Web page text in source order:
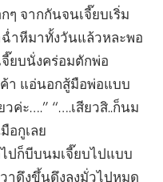
ๆ จากกันจนเจี๊ยบเริ่ม
ฉ่ำหีมาทั้งวันแล้วหละพอ
ยบนั่งคร่อมตักพ่อ
ค้า แอ่นอกสู้มือพ่อแบบ
ค่ะ….” “….เสียวสิ..ก็นม
อกูเลย
ปก็บีบนมเจี๊ยบไปแบบ
าดึงขึ้นดึงลงมั่วไปหมด